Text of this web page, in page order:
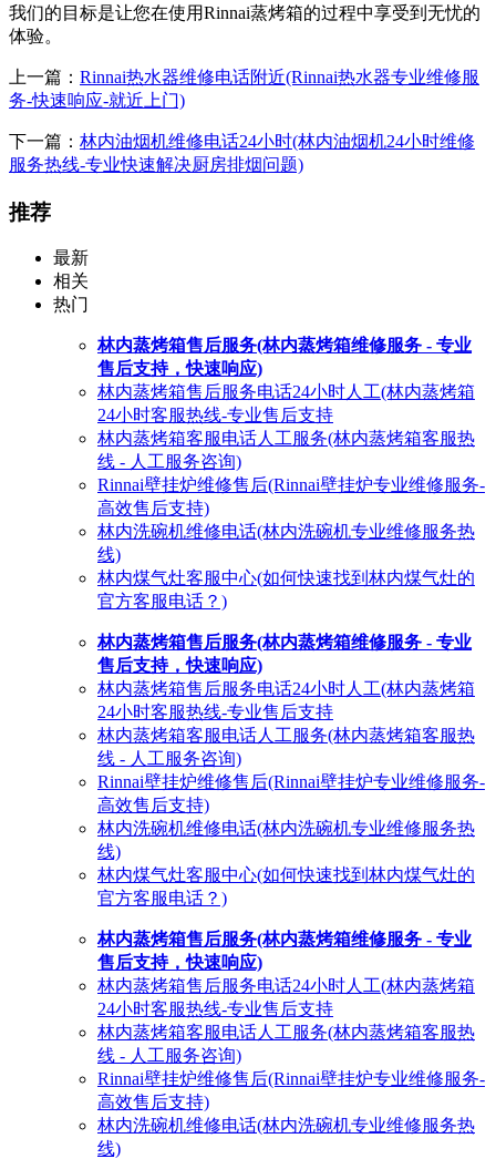
我们的目标是让您在使用Rinnai蒸烤箱的过程中享受到无忧的
体验。
上一篇： Rinnai热水器维修电话附近(Rinnai热水器专业维修服
务-快速响应-就近上门)
下一篇： 林内油烟机维修电话24小时(林内油烟机24小时维修
服务热线-专业快速解决厨房排烟问题)
推荐
最新
相关
热门
林内蒸烤箱售后服务(林内蒸烤箱维修服务 - 专业
售后支持，快速响应)
林内蒸烤箱售后服务电话24小时人工(林内蒸烤箱
24小时客服热线-专业售后支持
林内蒸烤箱客服电话人工服务(林内蒸烤箱客服热
线 - 人工服务咨询)
Rinnai壁挂炉维修售后(Rinnai壁挂炉专业维修服务-
高效售后支持)
林内洗碗机维修电话(林内洗碗机专业维修服务热
线)
林内煤气灶客服中心(如何快速找到林内煤气灶的
官方客服电话？)
林内蒸烤箱售后服务(林内蒸烤箱维修服务 - 专业
售后支持，快速响应)
林内蒸烤箱售后服务电话24小时人工(林内蒸烤箱
24小时客服热线-专业售后支持
林内蒸烤箱客服电话人工服务(林内蒸烤箱客服热
线 - 人工服务咨询)
Rinnai壁挂炉维修售后(Rinnai壁挂炉专业维修服务-
高效售后支持)
林内洗碗机维修电话(林内洗碗机专业维修服务热
线)
林内煤气灶客服中心(如何快速找到林内煤气灶的
官方客服电话？)
林内蒸烤箱售后服务(林内蒸烤箱维修服务 - 专业
售后支持，快速响应)
林内蒸烤箱售后服务电话24小时人工(林内蒸烤箱
24小时客服热线-专业售后支持
林内蒸烤箱客服电话人工服务(林内蒸烤箱客服热
线 - 人工服务咨询)
Rinnai壁挂炉维修售后(Rinnai壁挂炉专业维修服务-
高效售后支持)
林内洗碗机维修电话(林内洗碗机专业维修服务热
线)